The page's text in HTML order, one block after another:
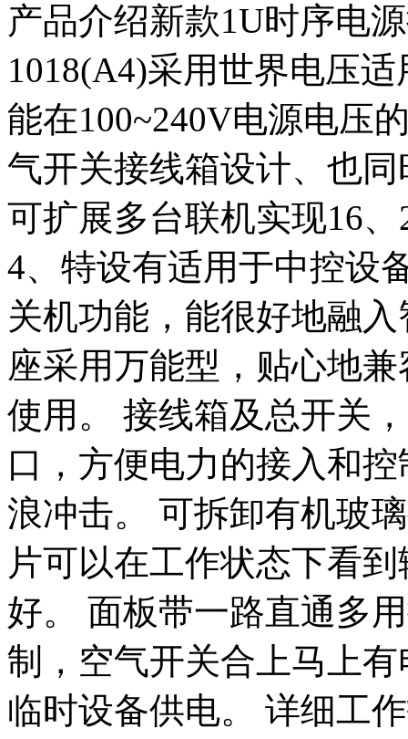
产品介绍新款1U时序电
1018(A4)采用世界电压
能在100~240V电源电压
气开关接线箱设计、也
可扩展多台联机实现16
4、特设有适用于中控设
关机功能，能很好地融
座采用万能型，贴心地
使用。 接线箱及总开关
口，方便电力的接入和
浪冲击。 可拆卸有机玻
片可以在工作状态下看
好。 面板带一路直通多
制，空气开关合上马上
临时设备供电。 详细工